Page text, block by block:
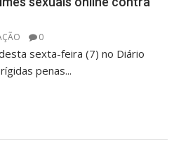
0
sexta-feira (7) no Diário
penas...